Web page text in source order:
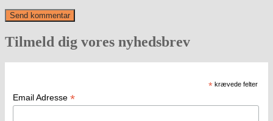
Tilmeld dig vores nyhedsbrev
* krævede felter
Email Adresse *